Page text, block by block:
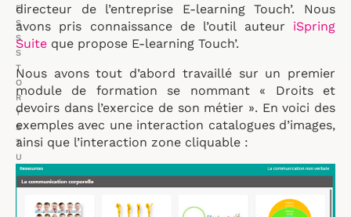
E
S
S
S
T
O
R
Y
S
T
U
D
I
directeur de l’entreprise E-learning Touch’. Nous
avons pris connaissance de l’outil auteur iSpring
Suite que propose E-learning Touch’.
Nous avons tout d’abord travaillé sur un premier
module de formation se nommant « Droits et
devoirs dans l’exercice de son métier ». En voici des
exemples avec une interaction catalogues d’images,
ainsi que l’interaction zone cliquable :